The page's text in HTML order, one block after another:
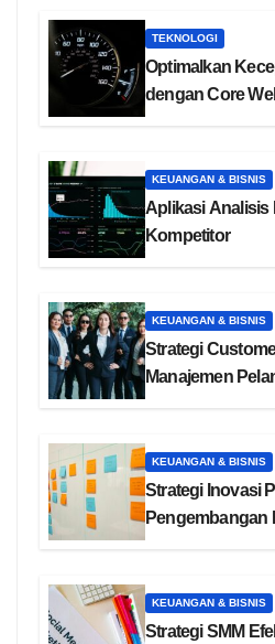
TEKNOLOGI
Optimalkan
dengan Core
KEUANGAN & BISNIS
Aplikasi Analisis
Kompetitor
KEUANGAN & BISNIS
Strategi
Manajemen
KEUANGAN & BISNIS
Strategi Inovasi
Pengembangan
KEUANGAN & BISNIS
Strategi SMM